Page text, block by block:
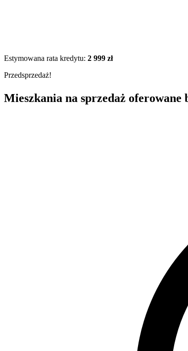
Estymowana rata kredytu: 2 999 zł
Przedsprzedaż!
Mieszkania na sprzedaż oferowane